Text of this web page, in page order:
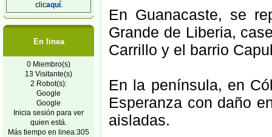
clicaquí.
En linea
0 Miembro(s)
13 Visitante(s)
2 Robot(s):
Google
Google
Inicia sesión para ver
quien está.
Más tiempo en linea:305
En Guanacaste, se
Grande de Liberia,
Carrillo y el barrio
En la península, en
Esperanza con daño
aisladas.